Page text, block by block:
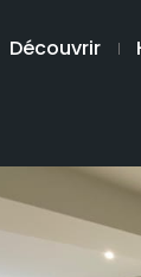
Découvrir